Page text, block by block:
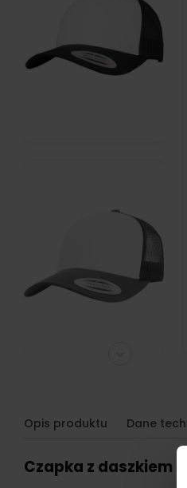
Opis produktu Dane
Czapka z daszkiem z